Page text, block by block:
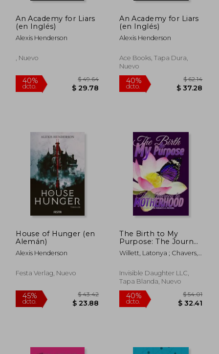
45%
dcto.
$ 52.45
$ 28.85
40%
dcto. $
An Academy for Liars
(en Inglés)
Alexis Henderson
, Nuevo
An Academy for Liars
(en Inglés)
Alexis Henderson
Ace Books, Tapa Dura,
Nuevo
House of Hunger (en
Alemán)
Alexis Henderson
Festa Verlag, Nuevo
The Birth to My
Purpose: The Journey
to Motherhood (en
Inglés)
Willett, Latonya ; Chavers,
Invisible Daughter LLC,
Tapa Blanda, Nuevo